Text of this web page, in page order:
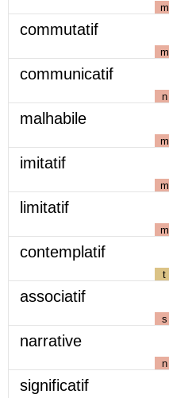
m
commutatif
m
communicatif
n
malhabile
m
imitatif
m
limitatif
m
contemplatif
t
associatif
s
narrative
n
significatif